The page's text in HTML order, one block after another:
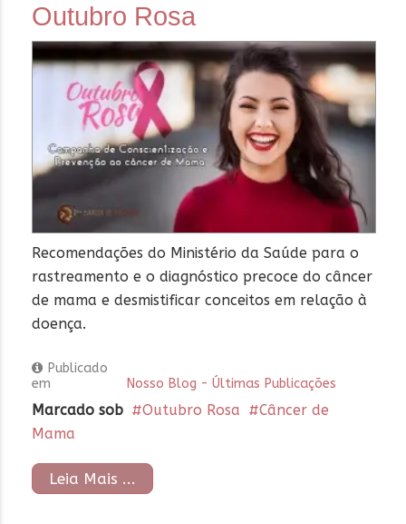
Outubro Rosa
Recomendações do Ministério da Saúde para o
rastreamento e o diagnóstico precoce do câncer
de mama e desmistificar conceitos em relação à
doença.
Publicado
em
Nosso Blog - Últimas Publicações
Marcado sob Outubro Rosa
Câncer de
Mama
Leia Mais ...